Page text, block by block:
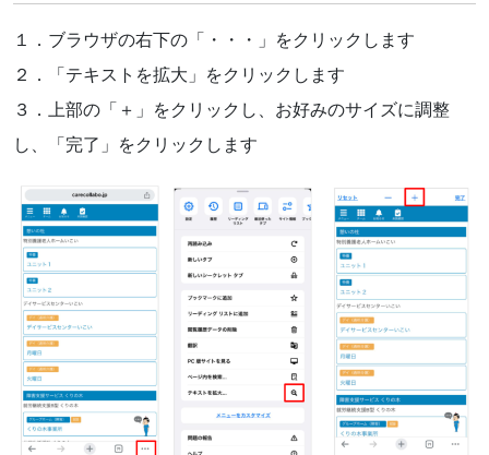
１．ブラウザの右下の「・・・」をクリックします
２．「テキストを拡大」をクリックします
３．上部の「＋」をクリックし、お好みのサイズに調整
し、「完了」をクリックします